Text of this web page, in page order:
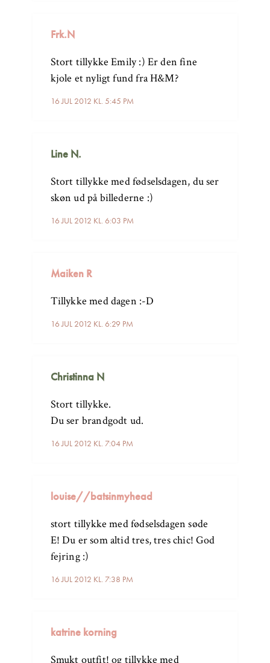
Frk.N
16 JUL 2012 KL. 5:45 PM
Stort tillykke Emily :) Er den fine
kjole et nyligt fund fra H&M?
Line N.
16 JUL 2012 KL. 6:03 PM
Stort tillykke med fødselsdagen, du ser
skøn ud på billederne :)
Maiken R
16 JUL 2012 KL. 6:29 PM
Tillykke med dagen :-D
Christinna N
16 JUL 2012 KL. 7:04 PM
Stort tillykke.
Du ser brandgodt ud.
louise//batsinmyhead
16 JUL 2012 KL. 7:38 PM
stort tillykke med fødselsdagen søde
E! Du er som altid tres, tres chic! God
fejring :)
katrine korning
Smukt outfit! og tillykke med